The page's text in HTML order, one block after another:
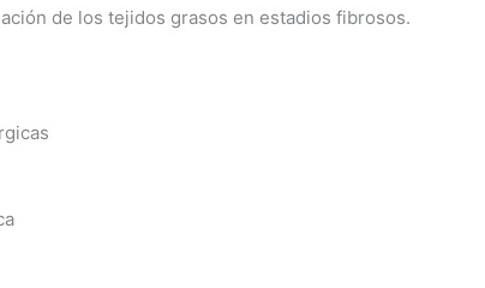
de los tejidos grasos en estadios fibrosos.